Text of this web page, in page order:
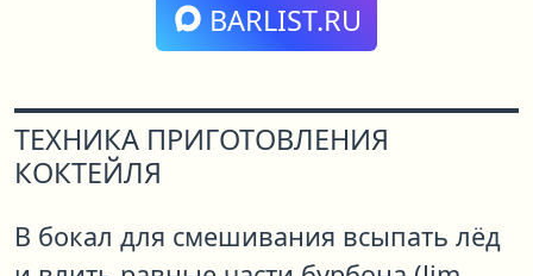
BARLIST.RU
ТЕХНИКА ПРИГОТОВЛЕНИЯ
КОКТЕЙЛЯ
В бокал для смешивания всыпать лёд